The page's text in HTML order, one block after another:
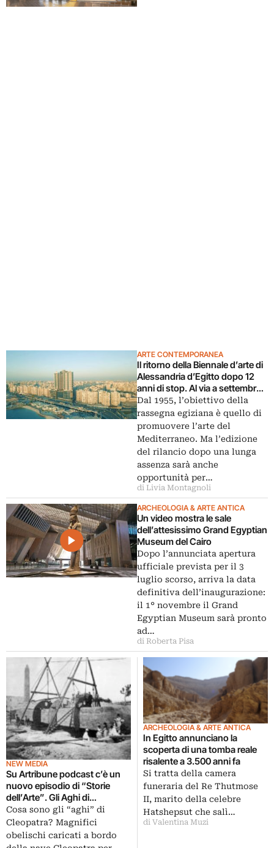
ARTE CONTEMPORANEA
Il ritorno della Biennale d’arte di
Alessandria d’Egitto dopo 12
anni di stop. Al via a settembre
2026
Dal 1955, l’obiettivo della
rassegna egiziana è quello di
promuovere l’arte del
Mediterraneo. Ma l’edizione
del rilancio dopo una lunga
assenza sarà anche
opportunità per…
di Livia Montagnoli
ARCHEOLOGIA & ARTE ANTICA
Un video mostra le sale
dell’attesissimo Grand Egyptian
Museum del Cairo
Dopo l’annunciata apertura
ufficiale prevista per il 3
luglio scorso, arriva la data
definitiva dell’inaugurazione:
il 1° novembre il Grand
Egyptian Museum sarà pronto
ad…
di Roberta Pisa
NEW MEDIA
Su Artribune podcast c’è un
nuovo episodio di “Storie
dell’Arte”. Gli Aghi di
Cleopatra
Cosa sono gli “aghi” di
Cleopatra? Magnifici
obelischi caricati a bordo
ARCHEOLOGIA & ARTE ANTICA
In Egitto annunciano la
scoperta di una tomba reale
risalente a 3.500 anni fa
Si tratta della camera
funeraria del Re Thutmose
II, marito della celebre
Hatshepsut che salì…
di Valentina Muzi